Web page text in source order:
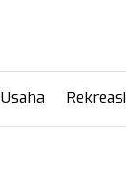
Usaha Rekreasi